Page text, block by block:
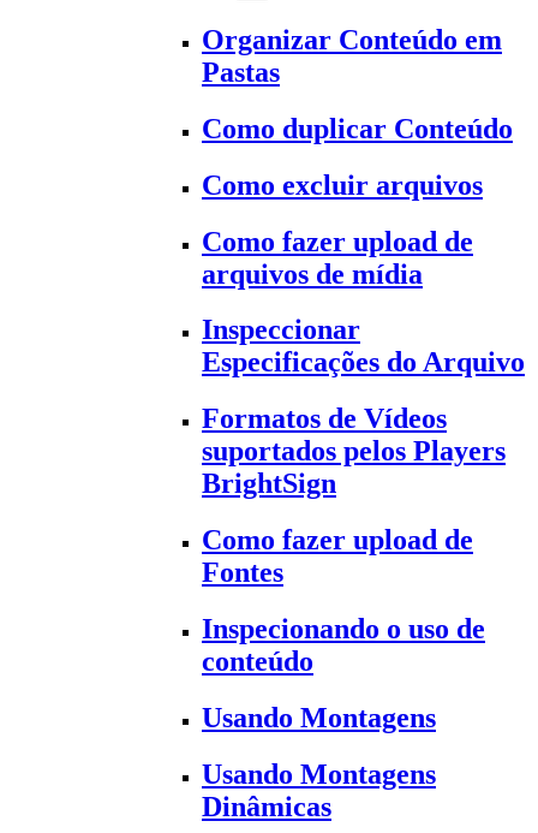
Organizar Conteúdo em
Pastas
Como duplicar Conteúdo
Como excluir arquivos
Como fazer upload de
arquivos de mídia
Inspeccionar
Especificações do Arquivo
Formatos de Vídeos
suportados pelos Players
BrightSign
Como fazer upload de
Fontes
Inspecionando o uso de
conteúdo
Usando Montagens
Usando Montagens
Dinâmicas